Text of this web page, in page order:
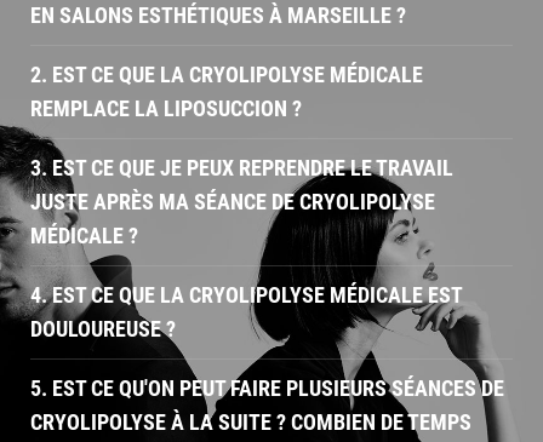
EN SALONS ESTHÉTIQUES À MARSEILLE ?
2. EST CE QUE LA CRYOLIPOLYSE MÉDICALE
REMPLACE LA LIPOSUCCION ?
3. EST CE QUE JE PEUX REPRENDRE LE TRAVAIL
JUSTE APRÈS MA SÉANCE DE CRYOLIPOLYSE
MÉDICALE ?
4. EST CE QUE LA CRYOLIPOLYSE MÉDICALE EST
DOULOUREUSE ?
5. EST CE QU'ON PEUT FAIRE PLUSIEURS SÉANCES DE
CRYOLIPOLYSE À LA SUITE ? COMBIEN DE TEMPS